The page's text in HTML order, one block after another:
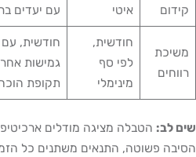
קידום
איטי
עם יעדים
משיכת
רווחים
חודשית,
לפי סף
מינימלי
חודשית, עם
גמישות
תקופת
שים לב: הטבלה מציגה מודלים
הסיבה פשוטה, התנאים משתנים כל